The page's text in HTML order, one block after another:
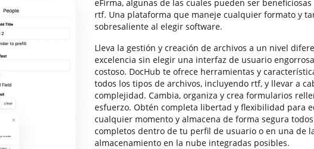
eFirma, algunas de las cuales pueden ser
rtf. Una plataforma que maneje cualquier formato y
sobresaliente al elegir software.
Lleva la gestión y creación de archivos a un nivel
excelencia sin elegir una interfaz de usuario
costoso. DocHub te ofrece herramientas y
todos los tipos de archivos, incluyendo rtf, y llevar a
complejidad. Cambia, organiza y crea formularios
esfuerzo. Obtén completa libertad y flexibilidad para
cualquier momento y almacena de forma segura
completos dentro de tu perfil de usuario o en una de
almacenamiento en la nube integradas posibles.